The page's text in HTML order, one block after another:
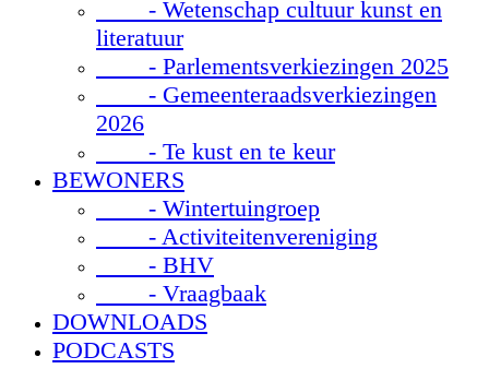
- Wetenschap cultuur kunst en
literatuur
- Parlementsverkiezingen 2025
- Gemeenteraadsverkiezingen
2026
- Te kust en te keur
BEWONERS
- Wintertuingroep
- Activiteitenvereniging
- BHV
- Vraagbaak
DOWNLOADS
PODCASTS